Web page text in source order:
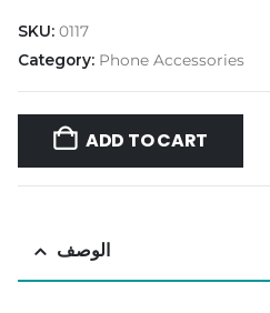
SKU: 0117
Category: Phone Accessories
ADD TO CART
الوصف